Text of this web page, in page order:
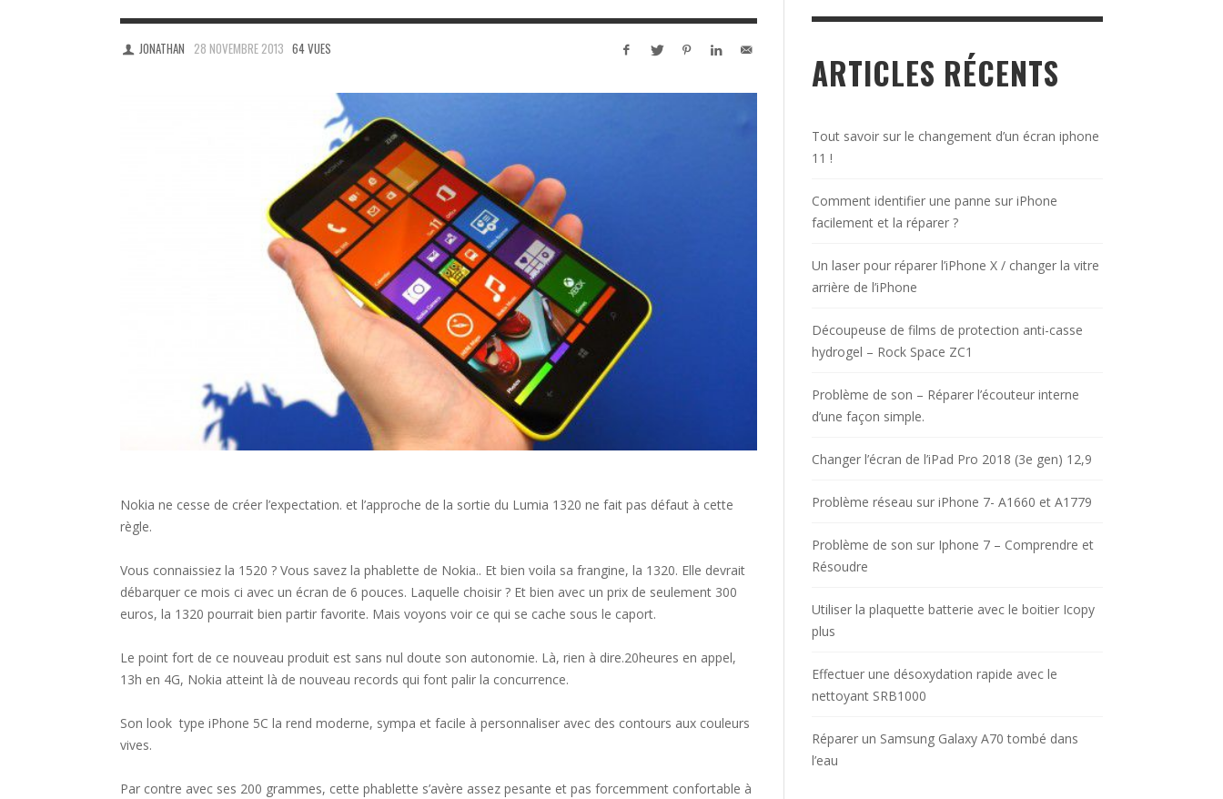
JONATHAN 28 NOVEMBRE 2013 64 VUES
Nokia ne cesse de créer l’expectation. et l’approche de la sortie du Lumia 1320 ne fait pas défaut à cette
règle.
Vous connaissiez la 1520 ? Vous savez la phablette de Nokia.. Et bien voila sa frangine, la 1320. Elle devrait
débarquer ce mois ci avec un écran de 6 pouces. Laquelle choisir ? Et bien avec un prix de seulement 300
euros, la 1320 pourrait bien partir favorite. Mais voyons voir ce qui se cache sous le caport.
Le point fort de ce nouveau produit est sans nul doute son autonomie. Là, rien à dire.20heures en appel,
13h en 4G, Nokia atteint là de nouveau records qui font palir la concurrence.
Son look type iPhone 5C la rend moderne, sympa et facile à personnaliser avec des contours aux couleurs
vives.
Par contre avec ses 200 grammes, cette phablette s’avère assez pesante et pas forcemment confortable à
ARTICLES RÉCENTS
Tout savoir sur le changement d’un écran iphone
11 !
Comment identifier une panne sur iPhone
facilement et la réparer ?
Un laser pour réparer l’iPhone X / changer la vitre
arrière de l’iPhone
Découpeuse de films de protection anti-casse
hydrogel – Rock Space ZC1
Problème de son – Réparer l’écouteur interne
d’une façon simple.
Changer l’écran de l’iPad Pro 2018 (3e gen) 12,9
Problème réseau sur iPhone 7- A1660 et A1779
Problème de son sur Iphone 7 – Comprendre et
Résoudre
Utiliser la plaquette batterie avec le boitier Icopy
plus
Effectuer une désoxydation rapide avec le
nettoyant SRB1000
Réparer un Samsung Galaxy A70 tombé dans
l’eau